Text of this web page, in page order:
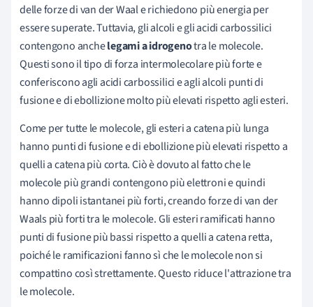
delle forze di van der Waal e richiedono più energia per
essere superate. Tuttavia, gli alcoli e gli acidi carbossilici
contengono anchelegami a idrogenotra le molecole.
Questi sono il tipo di forza intermolecolare più forte e
conferiscono agli acidi carbossilici e agli alcoli punti di
fusione e di ebollizione molto più elevati rispetto agli esteri.
Come per tutte le molecole, gli esteri a catena più lunga
hanno punti di fusione e di ebollizione più elevati rispetto a
quelli a catena più corta. Ciò è dovuto al fatto che le
molecole più grandi contengono più elettroni e quindi
hanno dipoli istantanei più forti, creando forze di van der
Waals più forti tra le molecole. Gli esteri ramificati hanno
punti di fusione più bassi rispetto a quelli a catena retta,
poiché le ramificazioni fanno sì che le molecole non si
compattino così strettamente. Questo riduce l'attrazione tra
le molecole.